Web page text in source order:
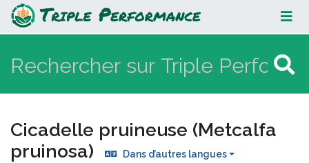
Cicadelle pruineuse (Metcalfa
pruinosa)
Cicadelle pruineuse (Metcalfa
pruinosa)
Dans d’autres langues